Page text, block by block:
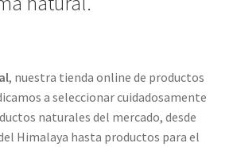
, nuestra tienda online de productos
a seleccionar cuidadosamente
naturales del mercado, desde
Himalaya hasta productos para el